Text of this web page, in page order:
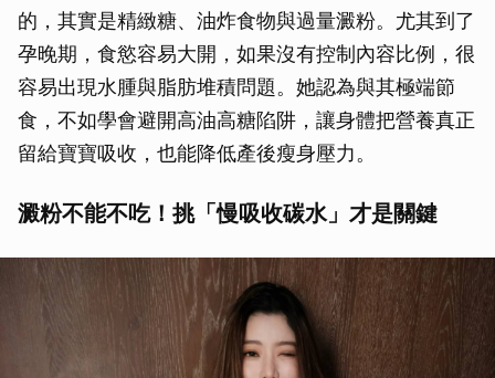
的，其實是精緻糖、油炸食物與過量澱粉。尤其到了
孕晚期，食慾容易大開，如果沒有控制內容比例，很
容易出現水腫與脂肪堆積問題。她認為與其極端節
食，不如學會避開高油高糖陷阱，讓身體把營養真正
留給寶寶吸收，也能降低產後瘦身壓力。
澱粉不能不吃！挑「慢吸收碳水」才是關鍵